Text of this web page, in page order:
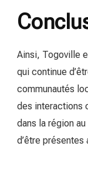
Ainsi, Togoville
qui continue
communautés
des interactions
dans la région
d’être présentes